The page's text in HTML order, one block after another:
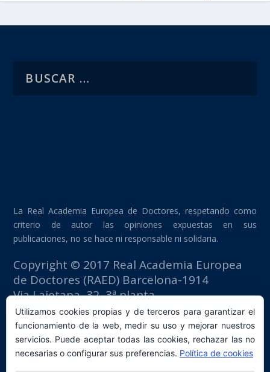
La Real Academia Europea de Doctores, respetando como
criterio de autor las opiniones expuestas en sus
publicaciones, no se hace ni responsable ni solidaria.
Copyright © 2017 Real Academia Europea
de Doctores (RAED) Barcelona-1914
Via Laietana, 32, 3ª planta
Edificio Fomento del Trabajo
08003 Barcelona (España)
tlf: +34 93 667 40 54
secretaria@raed.academy
Utilizamos cookies propias y de terceros para garantizar el
funcionamiento de la web, medir su uso y mejorar nuestros
servicios. Puede aceptar todas las cookies, rechazar las no
necesarias o configurar sus preferencias. Política de cookies